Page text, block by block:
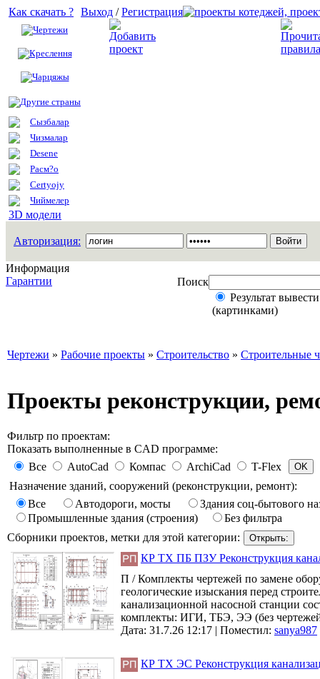
Как скачать ?
Чертежи
Креслення
Чарцяжы
Другие страны
Сызбалар
Чизмалар
Desene
Расм?о
Certyojy
Чиймелер
3D модели
Выход /Регистрация
Авторизация:
Информация
Гарантии
Поиск
Результат
(картинками)
Чертежи » Рабочие проекты » Строительство » Строительные
Проекты реконструкции,
Фильтр по проектам:
Показать выполненные в CAD программе:
Все
AutoCad Компас ArchiCad
T-Flex
Назначение зданий, сооружений (реконструкции, ремонт):
Все
Автодороги, мосты
Здания соц-бытового
Промышленные здания (строения)
Без фильтра
Сборники проектов, метки для этой категории:
КР ТХ ПБ ПЗУ Реконструкция
П / Комплекты чертежей по замене
геологические изыскания перед
канализационной насосной станции
комплекты: ИГИ, ТБЭ, ЭЭ (без чертежей
Дата: 31.7.26 12:17 | Поместил: sanya987
КР ТХ ЭС Реконструкция